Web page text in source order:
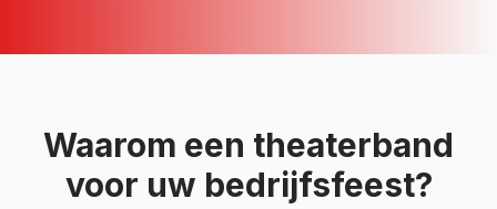
Waarom een theaterband
voor uw bedrijfsfeest?